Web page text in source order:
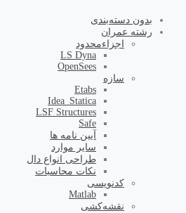
بدون دسته‌بندی
رشته عمران
اجزاء‌محدود
LS Dyna
OpenSees
سازه
Etabs
Idea_Statica
LSF Structures
Safe
آیین نامه ها
سایر موارد
طراحی انواع دال
نکات محاسبات
کد‌نویسی
Matlab
نقشه‌کشی